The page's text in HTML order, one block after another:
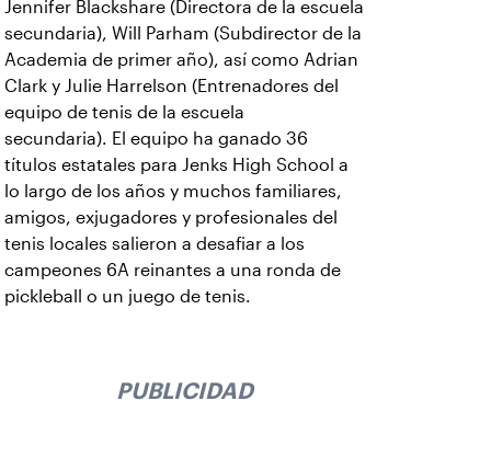
Jennifer Blackshare (Directora de la escuela
secundaria), Will Parham (Subdirector de la
Academia de primer año), así como Adrian
Clark y Julie Harrelson (Entrenadores del
equipo de tenis de la escuela
secundaria). El equipo ha ganado 36
títulos estatales para Jenks High School a
lo largo de los años y muchos familiares,
amigos, exjugadores y profesionales del
tenis locales salieron a desafiar a los
campeones 6A reinantes a una ronda de
pickleball o un juego de tenis.
PUBLICIDAD